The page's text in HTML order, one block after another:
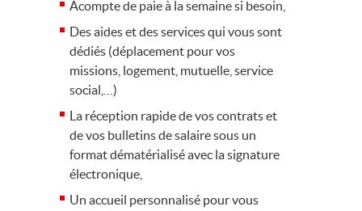
Acompte de paie à la semaine si besoin,
Des aides et des services qui vous sont
dédiés (déplacement pour vos
missions, logement, mutuelle, service
social,…)
La réception rapide de vos contrats et
de vos bulletins de salaire sous un
format dématérialisé avec la signature
électronique,
Un accueil personnalisé pour vous